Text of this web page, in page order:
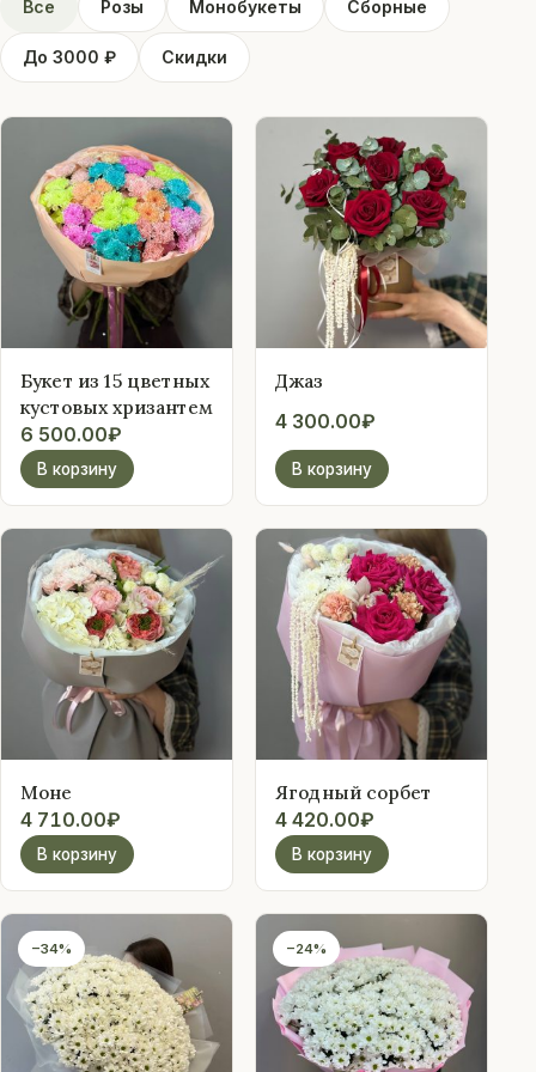
Все Розы Монобукеты Сборные
До 3000 ₽ Скидки
Букет из 15 цветных
кустовых хризантем
6 500.00₽
В корзину
Джаз
4 300.00₽
В корзину
Моне
4 710.00₽
В корзину
Ягодный сорбет
4 420.00₽
В корзину
−34% −24%